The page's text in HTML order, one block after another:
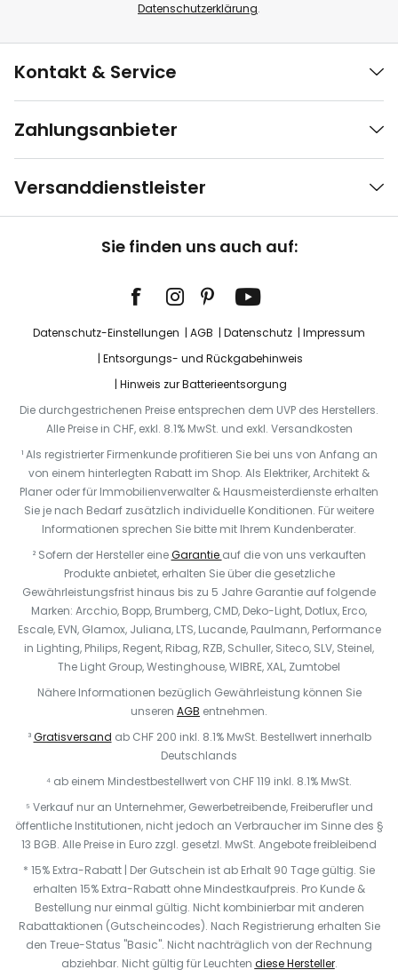
Datenschutzerklärung.
Kontakt & Service
Zahlungsanbieter
Versanddienstleister
Sie finden uns auch auf:
Datenschutz-Einstellungen AGB Datenschutz
Impressum
Entsorgungs- und Rückgabehinweis
Hinweis zur Batterieentsorgung
Die durchgestrichenen Preise entsprechen dem UVP des Herstellers.
Alle Preise in CHF, exkl. 8.1% MwSt. und exkl. Versandkosten
¹ Als registrierter Firmenkunde profitieren Sie bei uns von Anfang an
von einem hinterlegten Rabatt im Shop. Als Elektriker, Architekt &
Planer oder für Immobilienverwalter & Hausmeisterdienste erhalten
Sie je nach Bedarf zusätzlich individuelle Konditionen. Für weitere
Informationen sprechen Sie bitte mit Ihrem Kundenberater.
² Sofern der Hersteller eineGarantie auf die von uns verkauften
Produkte anbietet, erhalten Sie über die gesetzliche
Gewährleistungsfrist hinaus bis zu 5 Jahre Garantie auf folgende
Marken: Arcchio, Bopp, Brumberg, CMD, Deko-Light, Dotlux, Erco,
Escale, EVN, Glamox, Juliana, LTS, Lucande, Paulmann, Performance
in Lighting, Philips, Regent, Ribag, RZB, Schuller, Siteco, SLV, Steinel,
The Light Group, Westinghouse, WIBRE, XAL, Zumtobel
Nähere Informationen bezüglich Gewährleistung können Sie
unseren AGB entnehmen.
³Gratisversand ab CHF 200 inkl. 8.1% MwSt. Bestellwert innerhalb
Deutschlands
⁴ ab einem Mindestbestellwert von CHF 119 inkl. 8.1% MwSt.
⁵ Verkauf nur an Unternehmer, Gewerbetreibende, Freiberufler und
öffentliche Institutionen, nicht jedoch an Verbraucher im Sinne des §
13 BGB. Alle Preise in Euro zzgl. gesetzl. MwSt. Angebote freibleibend
* 15% Extra-Rabatt | Der Gutschein ist ab Erhalt 90 Tage gültig. Sie
erhalten 15% Extra-Rabatt ohne Mindestkaufpreis. Pro Kunde &
Bestellung nur einmal gültig. Nicht kombinierbar mit anderen
Rabattaktionen (Gutscheincodes). Nach Registrierung erhalten Sie
den Treue-Status "Basic". Nicht nachträglich von der Rechnung
abziehbar. Nicht gültig für Leuchten diese Hersteller.